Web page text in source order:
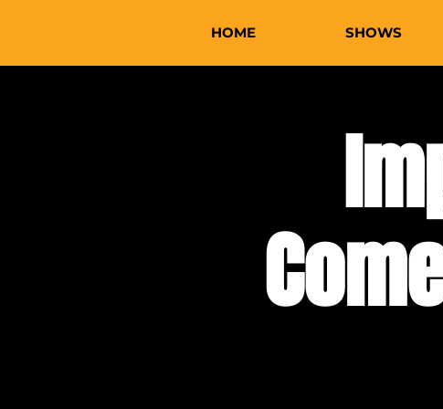
HOME SHOWS